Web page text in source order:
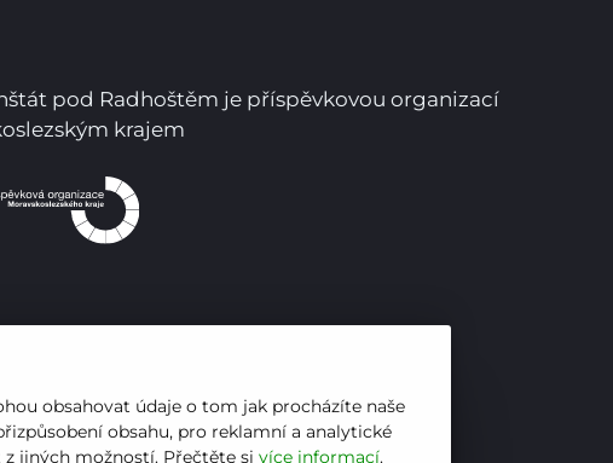
obsahovat údaje o tom jak procházíte naše
obsahu, pro reklamní a analytické
z jiných možností. Přečtěte sivíce informací.
Pro uchazeče
pod Radhoštěm je příspěvkovou organizací
krajem